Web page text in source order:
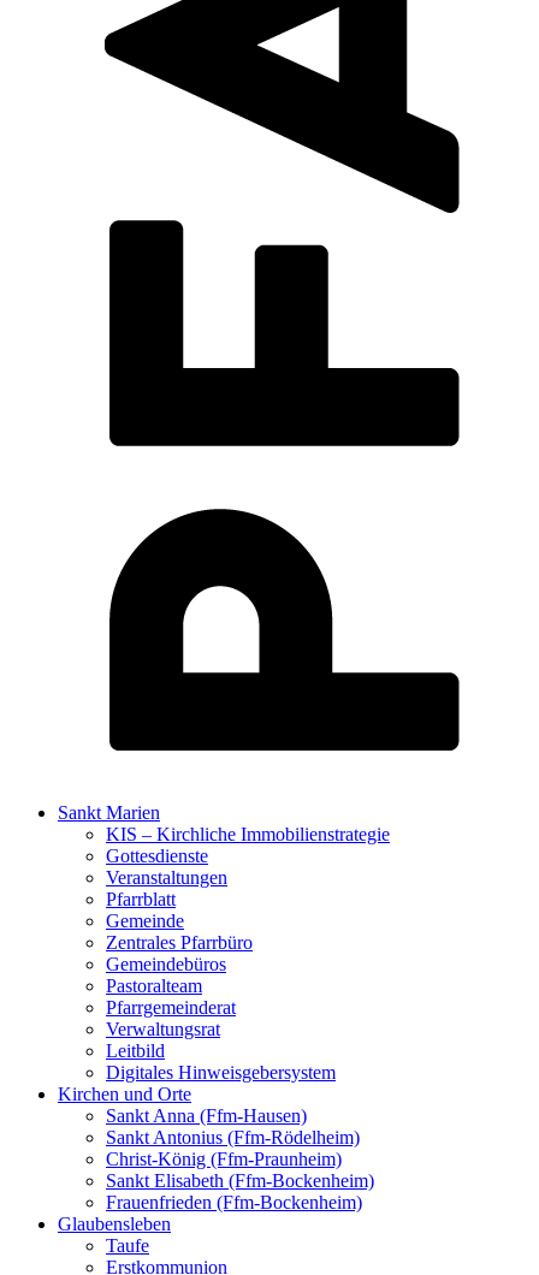
Sankt Marien
KIS – Kirchliche Immobilienstrategie
Gottesdienste
Veranstaltungen
Pfarrblatt
Gemeinde
Zentrales Pfarrbüro
Gemeindebüros
Pastoralteam
Pfarrgemeinderat
Verwaltungsrat
Leitbild
Digitales Hinweisgebersystem
Kirchen und Orte
Sankt Anna (Ffm-Hausen)
Sankt Antonius (Ffm-Rödelheim)
Christ-König (Ffm-Praunheim)
Sankt Elisabeth (Ffm-Bockenheim)
Frauenfrieden (Ffm-Bockenheim)
Glaubensleben
Taufe
Erstkommunion